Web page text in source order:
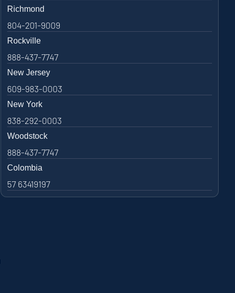
Richmond
804-201-9009
Rockville
888-437-7747
New Jersey
609-983-0003
New York
838-292-0003
Woodstock
888-437-7747
Colombia
57 63419197